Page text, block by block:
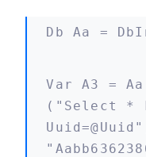
Db Aa =
Var A3 =
("select *